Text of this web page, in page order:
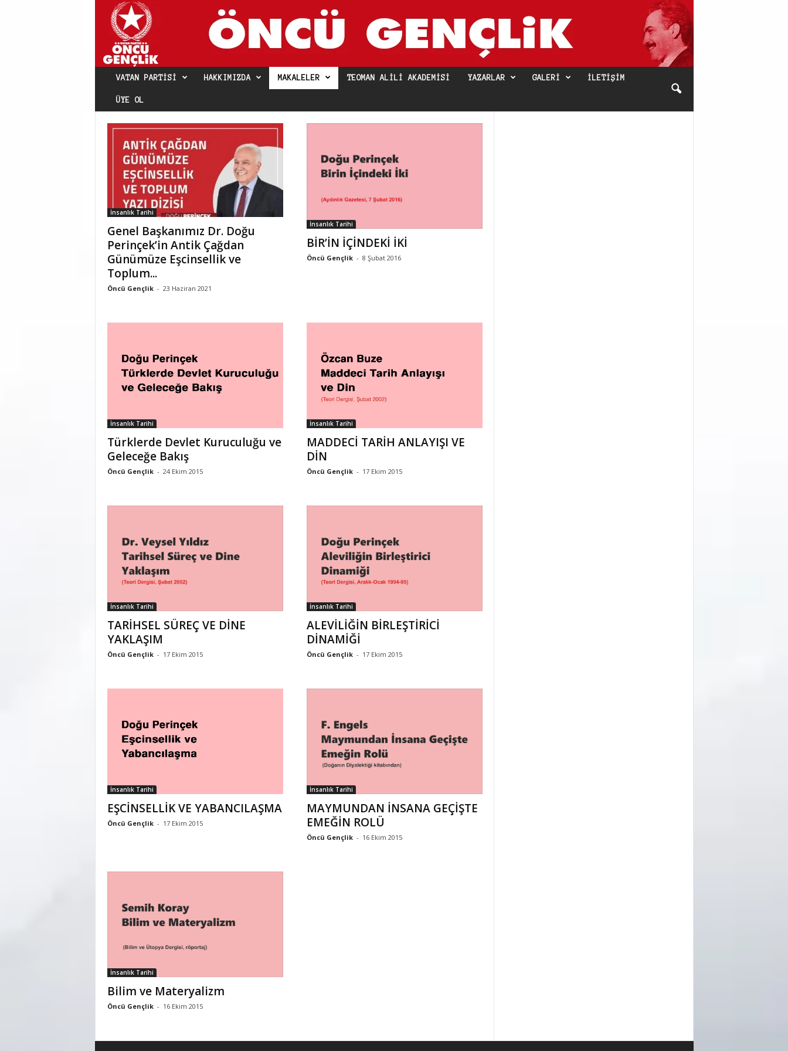
VATAN PARTISI HAKKIMIZDA MAKALELER TEOMAN ALILI AKADEMISI YAZARLAR GALERI İLETIŞIM
ÜYE OL
İnsanlık Tarihi
Genel Başkanımız Dr. Doğu
Perinçek’in Antik Çağdan
Günümüze Eşcinsellik ve
Toplum...
Öncü Gençlik - 23 Haziran 2021
İnsanlık Tarihi
BİR’İN İÇİNDEKİ İKİ
Öncü Gençlik - 8 Şubat 2016
İnsanlık Tarihi
Türklerde Devlet Kuruculuğu ve
Geleceğe Bakış
Öncü Gençlik - 24 Ekim 2015
İnsanlık Tarihi
MADDECİ TARİH ANLAYIŞI VE
DİN
Öncü Gençlik - 17 Ekim 2015
İnsanlık Tarihi
TARİHSEL SÜREÇ VE DİNE
YAKLAŞIM
Öncü Gençlik - 17 Ekim 2015
İnsanlık Tarihi
ALEVİLİĞİN BİRLEŞTİRİCİ
DİNAMİĞİ
Öncü Gençlik - 17 Ekim 2015
İnsanlık Tarihi
EŞCİNSELLİK VE YABANCILAŞMA
Öncü Gençlik - 17 Ekim 2015
İnsanlık Tarihi
MAYMUNDAN İNSANA GEÇİŞTE
EMEĞİN ROLÜ
Öncü Gençlik - 16 Ekim 2015
İnsanlık Tarihi
Bilim ve Materyalizm
Öncü Gençlik - 16 Ekim 2015